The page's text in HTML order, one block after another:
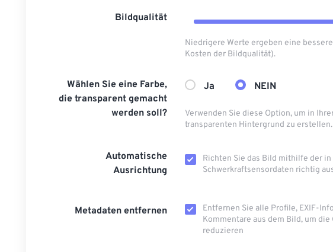
Bildqualität
Niedrigere Werte ergeben eine
Kosten der Bildqualität).
Wählen Sie eine Farbe,
die transparent gemacht
werden soll?
Ja NEIN
Verwenden Sie diese Option, um in
transparenten Hintergrund zu erstellen.
Automatische
Ausrichtung
Richten Sie das Bild mithilfe der
Schwerkraftsensordaten richtig
Metadaten entfernen
Entfernen Sie alle Profile, EXIF-
Kommentare aus dem Bild, um die
reduzieren